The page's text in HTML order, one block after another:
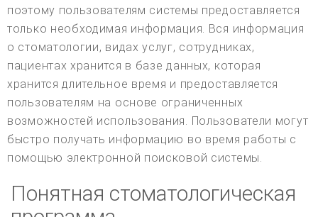
поэтому пользователям системы предоставляется
только необходимая информация. Вся информация
о стоматологии, видах услуг, сотрудниках,
пациентах хранится в базе данных, которая
хранится длительное время и предоставляется
пользователям на основе ограниченных
возможностей использования. Пользователи могут
быстро получать информацию во время работы с
помощью электронной поисковой системы.
Понятная стоматологическая